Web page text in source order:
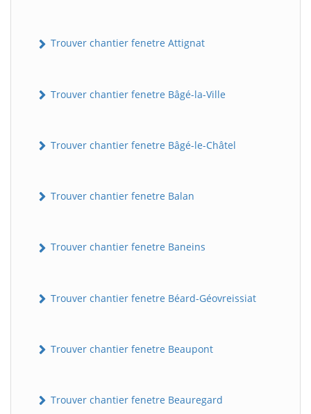
Trouver chantier fenetre Attignat
Trouver chantier fenetre Bâgé-la-Ville
Trouver chantier fenetre Bâgé-le-Châtel
Trouver chantier fenetre Balan
Trouver chantier fenetre Baneins
Trouver chantier fenetre Béard-Géovreissiat
Trouver chantier fenetre Beaupont
Trouver chantier fenetre Beauregard